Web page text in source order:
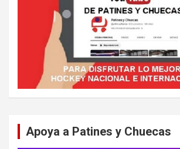
Apoya a Patines y Chuecas